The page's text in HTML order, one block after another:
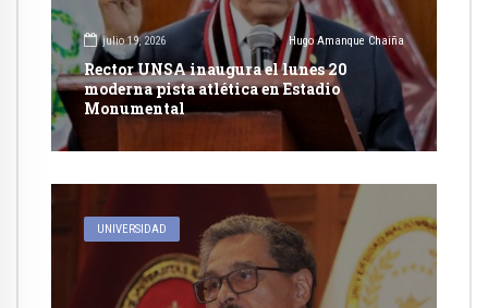
julio 19, 2026 Hugo Amanque Chaiña
Rector UNSA inaugura el lunes 20
moderna pista atlética en Estadio
Monumental
UNIVERSIDAD